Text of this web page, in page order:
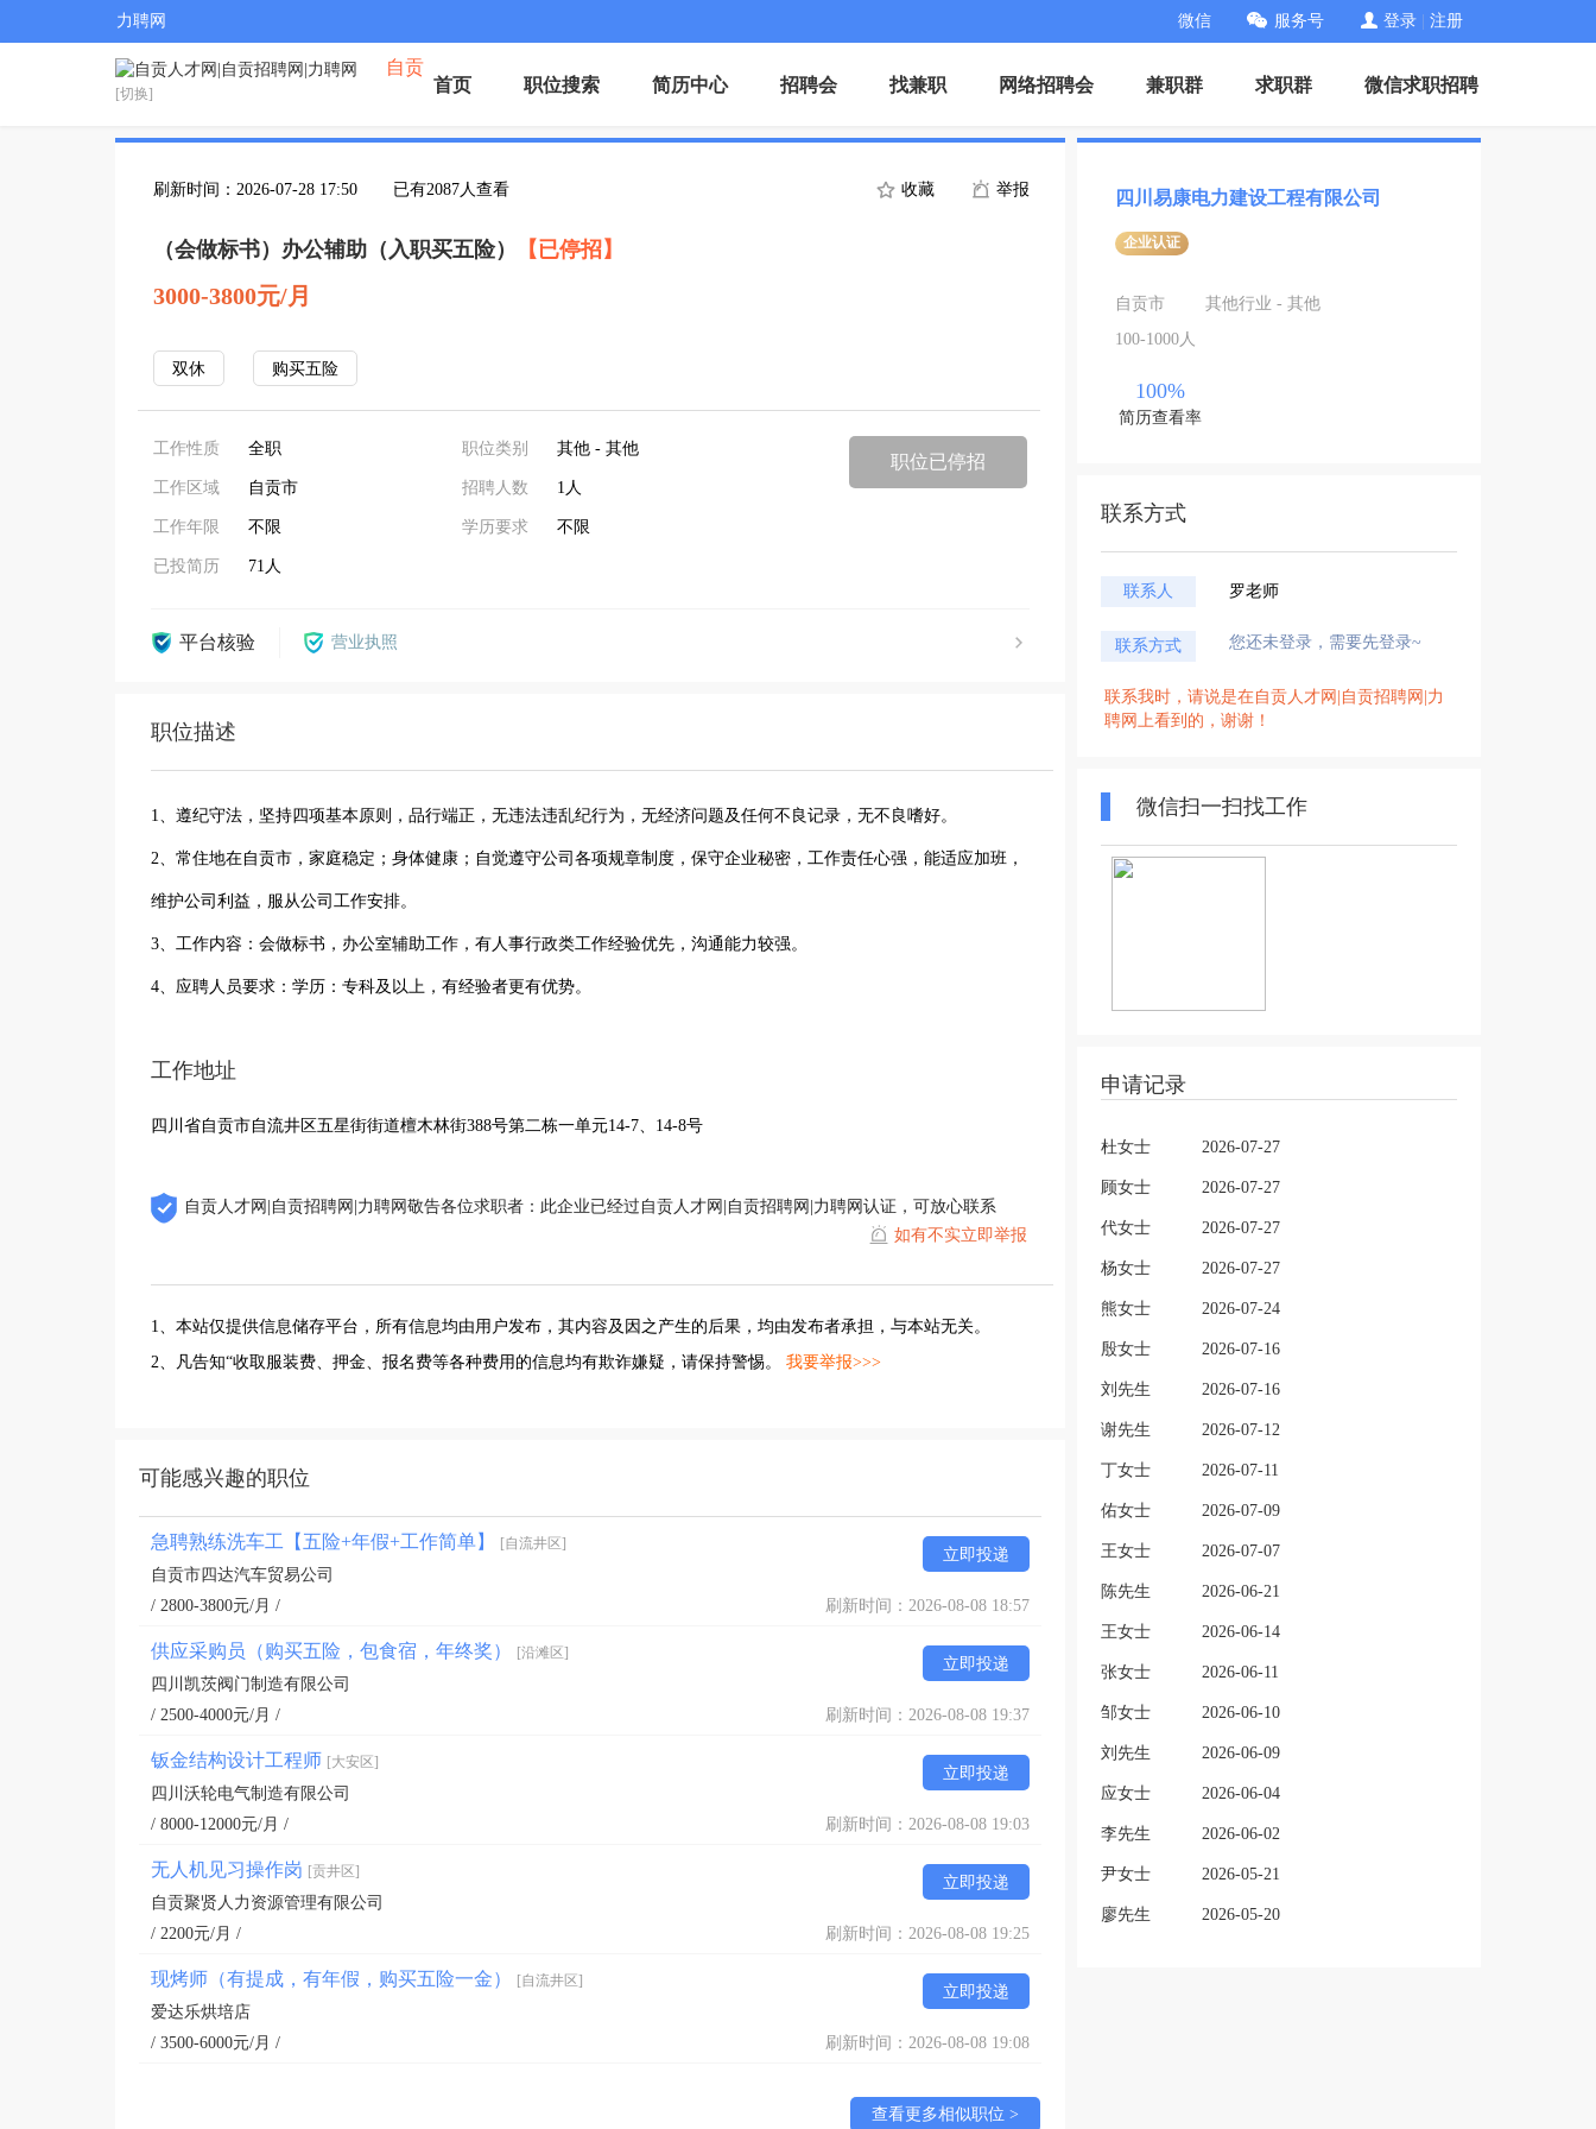
力聘网 微信 服务号 登录 注册
自贡
[切换] 首页 职位搜索 简历中心 招聘会 找兼职 网络招聘会 兼职群 求职群 微信求职招聘
刷新时间：2026-07-28 17:50 已有2087人查看 收藏 举报
（会做标书）办公辅助（入职买五险） 【已停招】
3000-3800元/月
双休 购买五险
工作性质 全职
工作区域 自贡市
工作年限 不限
已投简历 71人
职位类别 其他 - 其他
招聘人数 1人
学历要求 不限
职位已停招
平台核验 营业执照
职位描述
1、遵纪守法，坚持四项基本原则，品行端正，无违法违乱纪行为，无经济问题及任何不良记录，无不良嗜好。
2、常住地在自贡市，家庭稳定；身体健康；自觉遵守公司各项规章制度，保守企业秘密，工作责任心强，能适应加班，
维护公司利益，服从公司工作安排。
3、工作内容：会做标书，办公室辅助工作，有人事行政类工作经验优先，沟通能力较强。
4、应聘人员要求：学历：专科及以上，有经验者更有优势。
工作地址
四川省自贡市自流井区五星街街道檀木林街388号第二栋一单元14-7、14-8号
自贡人才网|自贡招聘网|力聘网敬告各位求职者：此企业已经过自贡人才网|自贡招聘网|力聘网认证，可放心联系
如有不实立即举报
1、本站仅提供信息储存平台，所有信息均由用户发布，其内容及因之产生的后果，均由发布者承担，与本站无关。
2、凡告知“收取服装费、押金、报名费等各种费用的信息均有欺诈嫌疑，请保持警惕。 我要举报>>>
可能感兴趣的职位
急聘熟练洗车工【五险+年假+工作简单】 [自流井区]
立即投递
自贡市四达汽车贸易公司
/ 2800-3800元/月 /
刷新时间：2026-08-08 18:57
供应采购员（购买五险，包食宿，年终奖） [沿滩区]
立即投递
四川凯茨阀门制造有限公司
/ 2500-4000元/月 /
刷新时间：2026-08-08 19:37
钣金结构设计工程师 [大安区]
立即投递
四川沃轮电气制造有限公司
/ 8000-12000元/月 /
刷新时间：2026-08-08 19:03
无人机见习操作岗 [贡井区]
立即投递
自贡聚贤人力资源管理有限公司
/ 2200元/月 /
刷新时间：2026-08-08 19:25
现烤师（有提成，有年假，购买五险一金） [自流井区]
立即投递
爱达乐烘培店
/ 3500-6000元/月 /
刷新时间：2026-08-08 19:08
查看更多相似职位 >
四川易康电力建设工程有限公司
企业认证
自贡市
其他行业 - 其他
100-1000人
100%
简历查看率
联系方式
联系人 罗老师
联系方式 您还未登录，需要先登录~
联系我时，请说是在自贡人才网|自贡招聘网|力
聘网上看到的，谢谢！
微信扫一扫找工作
申请记录
杜女士 2026-07-27
顾女士 2026-07-27
代女士 2026-07-27
杨女士 2026-07-27
熊女士 2026-07-24
殷女士 2026-07-16
刘先生 2026-07-16
谢先生 2026-07-12
丁女士 2026-07-11
佑女士 2026-07-09
王女士 2026-07-07
陈先生 2026-06-21
王女士 2026-06-14
张女士 2026-06-11
邹女士 2026-06-10
刘先生 2026-06-09
应女士 2026-06-04
李先生 2026-06-02
尹女士 2026-05-21
廖先生 2026-05-20